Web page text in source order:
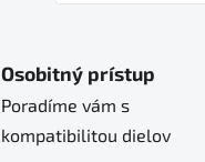
Osobitný prístup
Poradíme vám s
kompatibilitou dielov